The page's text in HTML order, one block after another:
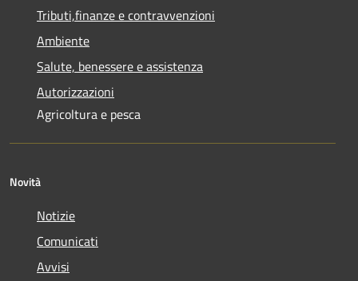
Tributi,finanze e contravvenzioni
Ambiente
Salute, benessere e assistenza
Autorizzazioni
Agricoltura e pesca
Novità
Notizie
Comunicati
Avvisi